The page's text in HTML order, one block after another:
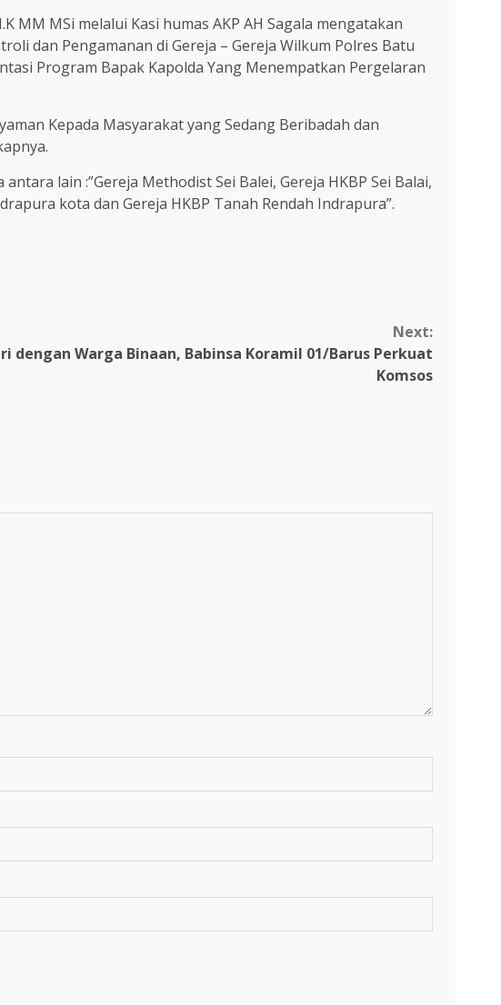
MM MSi melalui Kasi humas AKP AH Sagala mengatakan
dan Pengamanan di Gereja – Gereja Wilkum Polres Batu
Program Bapak Kapolda Yang Menempatkan Pergelaran
Kepada Masyarakat yang Sedang Beribadah dan
lain :”Gereja Methodist Sei Balei, Gereja HKBP Sei Balai,
kota dan Gereja HKBP Tanah Rendah Indrapura”.
Next:
dengan Warga Binaan, Babinsa Koramil 01/Barus Perkuat
Komsos